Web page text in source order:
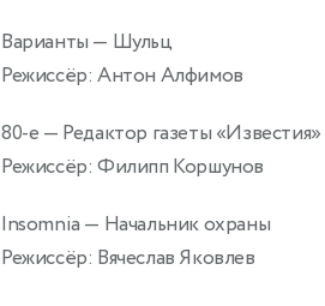
Варианты — Шульц
Режиссёр: Антон Алфимов
80-е — Редактор газеты «Известия»
Режиссёр: Филипп Коршунов
Insomnia — Начальник охраны
Режиссёр: Вячеслав Яковлев